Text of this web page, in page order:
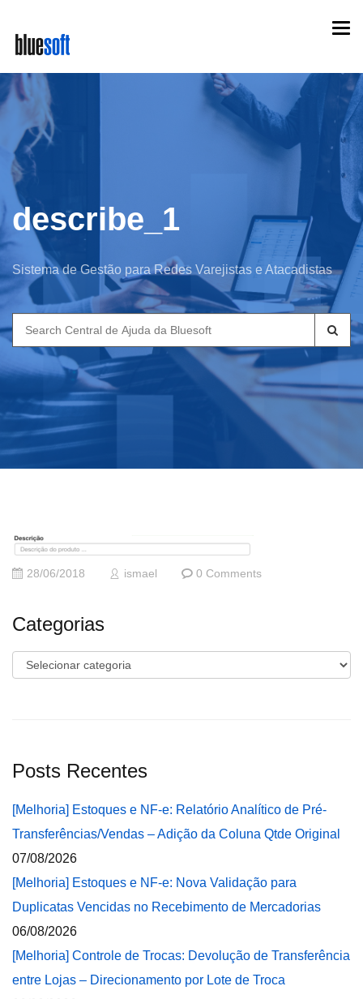
main
content
describe_1
Sistema de Gestão para Redes Varejistas e Atacadistas
Search
for:
28/06/2018 ismael 0 Comments
Categorias
Categorias
Posts Recentes
[Melhoria] Estoques e NF-e: Relatório Analítico de Pré-
Transferências/Vendas – Adição da Coluna Qtde Original
07/08/2026
[Melhoria] Estoques e NF-e: Nova Validação para
Duplicatas Vencidas no Recebimento de Mercadorias
06/08/2026
[Melhoria] Controle de Trocas: Devolução de Transferência
entre Lojas – Direcionamento por Lote de Troca